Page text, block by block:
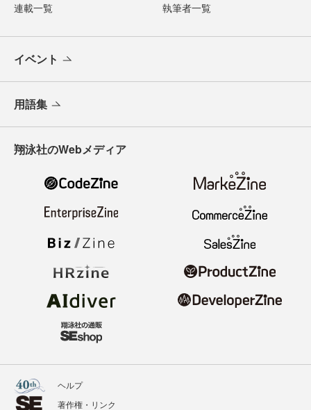
連載一覧 執筆者一覧
イベント
用語集
翔泳社のWebメディア
ヘルプ
著作権・リンク